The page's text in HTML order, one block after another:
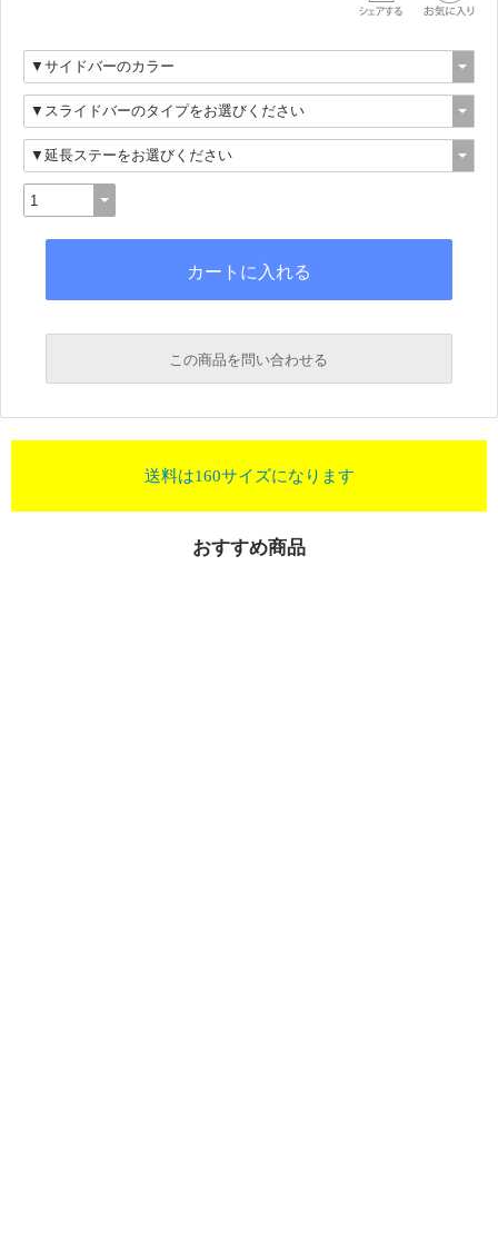
この商品を問い合わせる
送料は160サイズになります
おすすめ商品